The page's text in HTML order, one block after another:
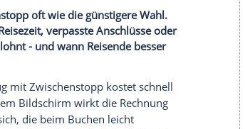
Nadezhda1906/
besonders großzügig planen.